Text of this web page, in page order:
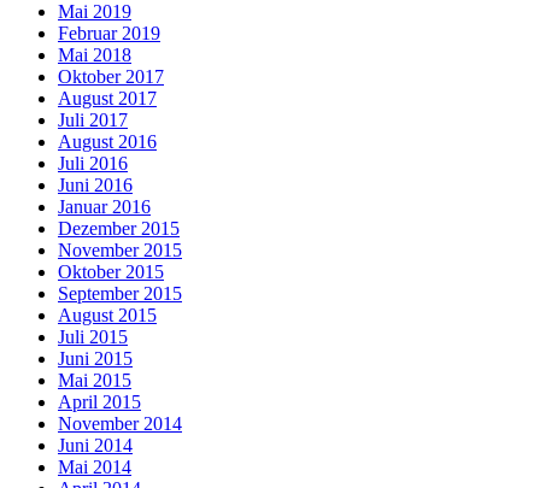
Mai 2019
Februar 2019
Mai 2018
Oktober 2017
August 2017
Juli 2017
August 2016
Juli 2016
Juni 2016
Januar 2016
Dezember 2015
November 2015
Oktober 2015
September 2015
August 2015
Juli 2015
Juni 2015
Mai 2015
April 2015
November 2014
Juni 2014
Mai 2014